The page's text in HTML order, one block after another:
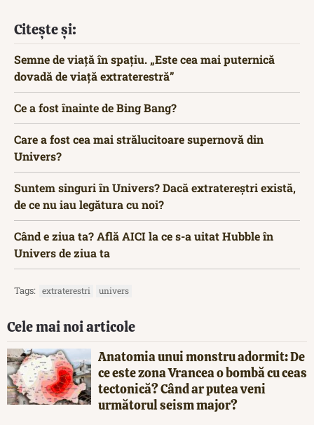
Citește și:
Semne de viață în spațiu. „Este cea mai puternică
dovadă de viață extraterestră”
Ce a fost înainte de Bing Bang?
Care a fost cea mai strălucitoare supernovă din
Univers?
Suntem singuri în Univers? Dacă extratereștri există,
de ce nu iau legătura cu noi?
Când e ziua ta? Află AICI la ce s-a uitat Hubble în
Univers de ziua ta
Tags: extraterestri univers
Cele mai noi articole
Anatomia unui monstru adormit: De
ce este zona Vrancea o bombă cu ceas
tectonică? Când ar putea veni
următorul seism major?